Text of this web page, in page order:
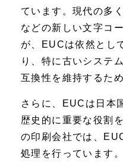
ています。現代の多
などの新しい文字コ
が、EUCは依然とし
り、特に古いシステ
互換性を維持するた
さらに、EUCは日本
歴史的に重要な役割
の印刷会社では、
処理を行っています